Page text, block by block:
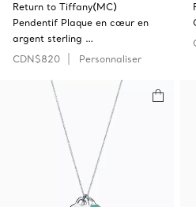
Return to Tiffany(MC)
Pendentif Plaque en cœur en
argent sterling …
CDN$820
Personnaliser